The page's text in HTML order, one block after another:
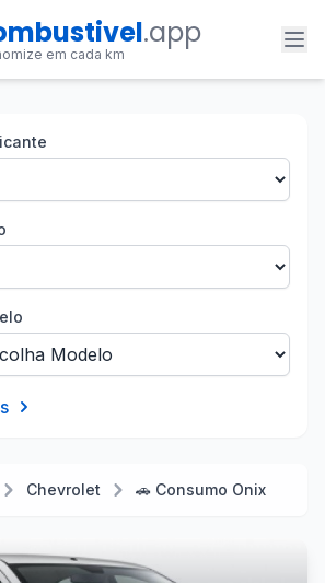
.app
em cada km
Chevrolet 🚗 Consumo Onix